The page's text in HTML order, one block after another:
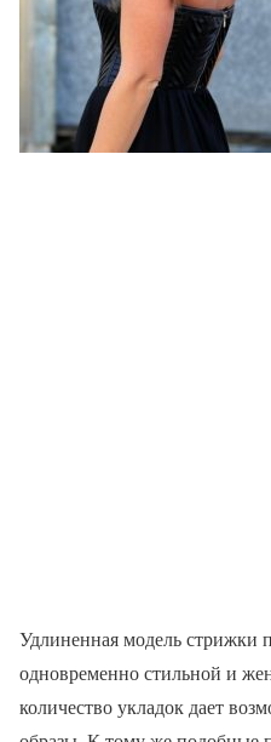
Удлиненная модель стрижки
одновременно стильной и
количество укладок дает